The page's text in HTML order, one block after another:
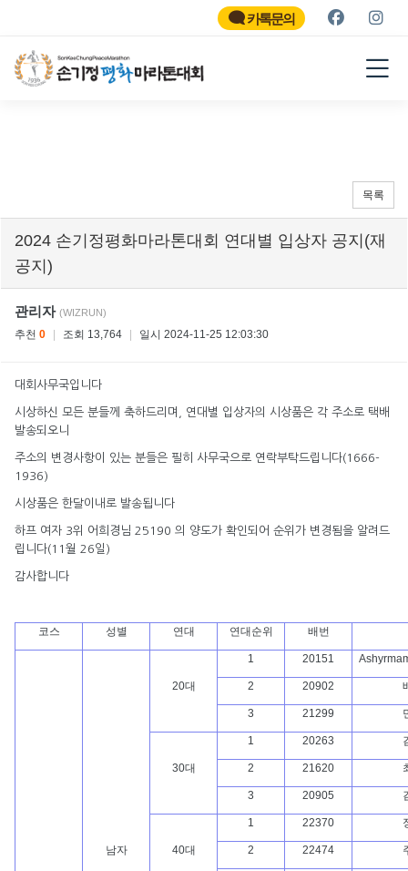
카톡문의
MARATHON
2026
목록
2024 손기정평화마라톤대회 연대별 입상자 공지(재
공지)
관리자 (WIZRUN)
추천 0 조회 13,764 일시 2024-11-25 12:03:30
대회사무국입니다
시상하신 모든 분들께 축하드리며, 연대별 입상자의 시상품은 각 주소로 택배
발송되오니
주소의 변경사항이 있는 분들은 필히 사무국으로 연락부탁드립니다(1666-
1936)
시상품은 한달이내로 발송됩니다
하프 여자 3위 어희경님 25190 의 양도가 확인되어 순위가 변경됨을 알려드
립니다(11월 26일)
감사합니다
코스 성별 연대 연대순위 배번
남자
20대
1 20151
2 20902
3 21299
30대
1 20263
2 21620
3 20905
40대
1 22370
2 22474